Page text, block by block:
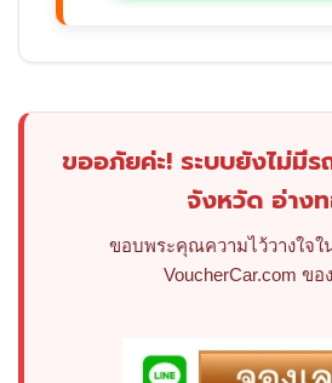
ขออภัยค่ะ! ระบบยังไม่มีร
จังหวัด อ่าง
ขอบพระคุณความไว้วางใจใ
VoucherCar.com ข